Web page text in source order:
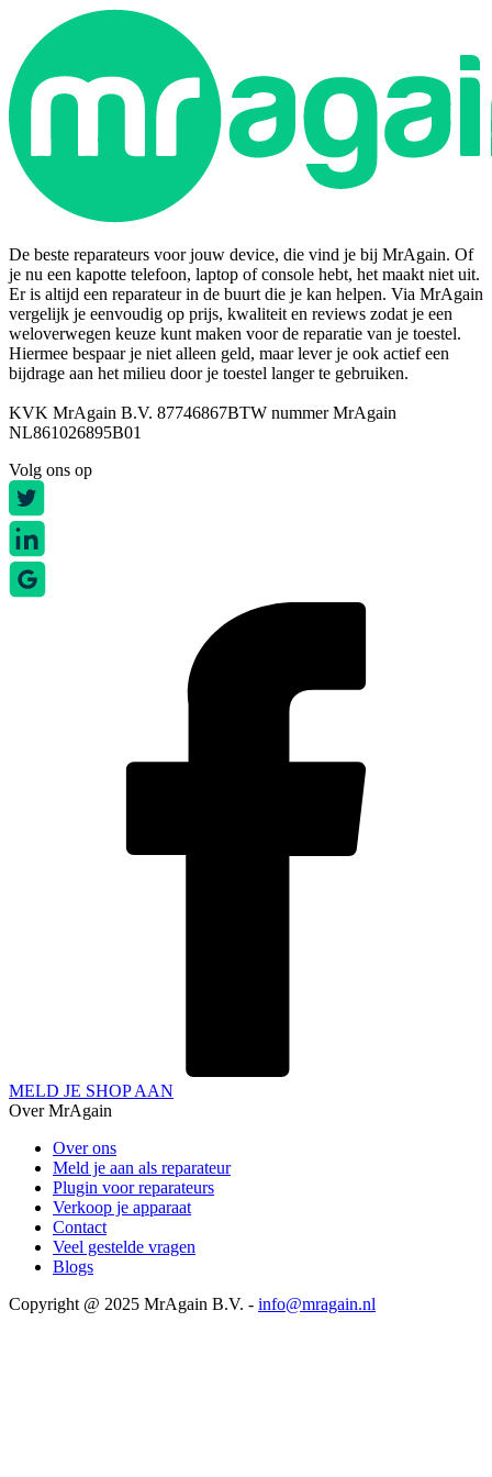
De beste reparateurs voor jouw device, die vind je bij MrAgain. Of
je nu een kapotte telefoon, laptop of console hebt, het maakt niet uit.
Er is altijd een reparateur in de buurt die je kan helpen. Via MrAgain
vergelijk je eenvoudig op prijs, kwaliteit en reviews zodat je een
weloverwegen keuze kunt maken voor de reparatie van je toestel.
Hiermee bespaar je niet alleen geld, maar lever je ook actief een
bijdrage aan het milieu door je toestel langer te gebruiken.
KVK MrAgain B.V. 87746867BTW nummer MrAgain
NL861026895B01
Volg ons op
MELD JE SHOP AAN
Over MrAgain
Over ons
Meld je aan als reparateur
Plugin voor reparateurs
Verkoop je apparaat
Contact
Veel gestelde vragen
Blogs
Copyright @ 2025 MrAgain B.V. - info@mragain.nl